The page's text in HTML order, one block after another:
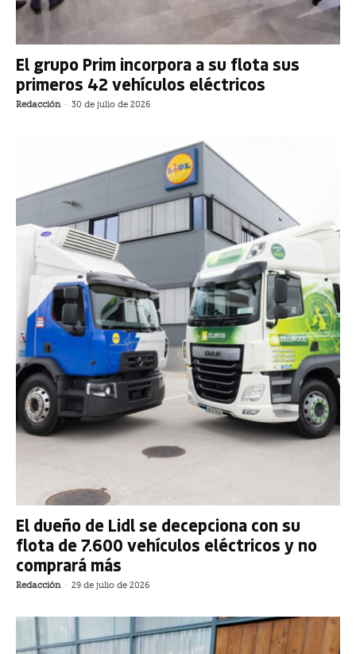
El grupo Prim incorpora a su flota sus
primeros 42 vehículos eléctricos
Redacción - 30 de julio de 2026
El dueño de Lidl se decepciona con su
flota de 7.600 vehículos eléctricos y no
comprará más
Redacción - 29 de julio de 2026